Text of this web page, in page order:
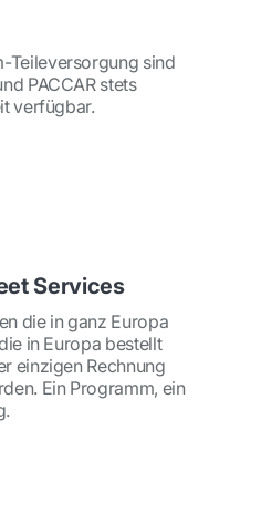
Teileversorgung sind
PACCAR stets
verfügbar.
Services
die in ganz Europa
in Europa bestellt
einzigen Rechnung
Ein Programm, ein